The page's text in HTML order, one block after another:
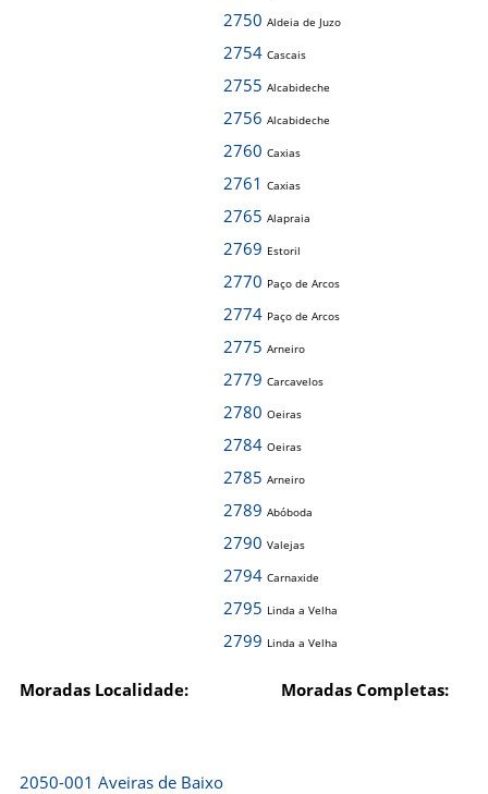
2750 Aldeia de Juzo
2754 Cascais
2755 Alcabideche
2756 Alcabideche
2760 Caxias
2761 Caxias
2765 Alapraia
2769 Estoril
2770 Paço de Arcos
2774 Paço de Arcos
2775 Arneiro
2779 Carcavelos
2780 Oeiras
2784 Oeiras
2785 Arneiro
2789 Abóboda
2790 Valejas
2794 Carnaxide
2795 Linda a Velha
2799 Linda a Velha
Moradas Localidade: Moradas Completas:
2050-001 Aveiras de Baixo